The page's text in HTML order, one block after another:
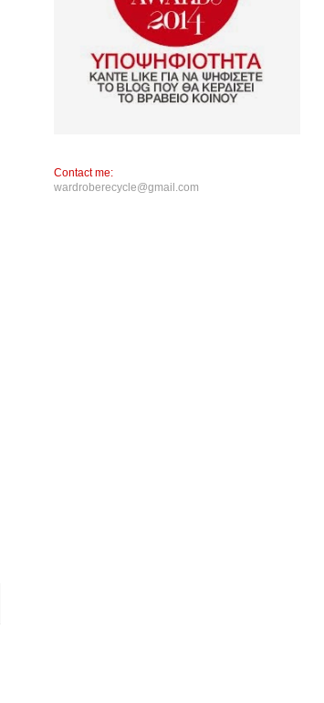
Contact me:
wardroberecycle@gmail.com